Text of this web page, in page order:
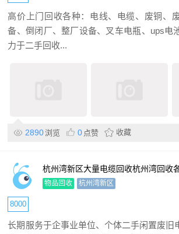
高价上门回收各种：电线、电缆、废铜、
备、倒闭厂、整厂设备、叉车电瓶、ups电
力于二手回收...
2890浏览 0 点赞 收藏
杭州湾新区大量电缆回收杭州湾回收
大小废旧电缆
物品回收 杭州湾新区
8000
长期服务于企事业单位、个体二手闲置废旧